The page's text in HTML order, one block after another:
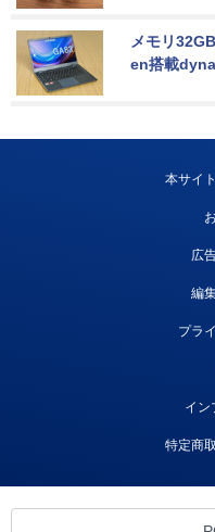
メモリ
en搭載
本サイ
広
編
プラ
イン
特定商